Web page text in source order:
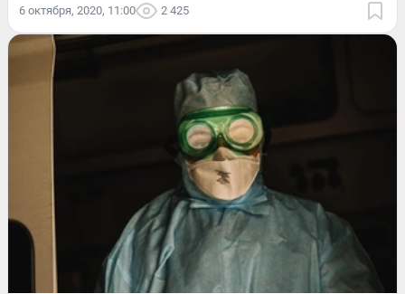
6 октября, 2020, 11:00 2 425